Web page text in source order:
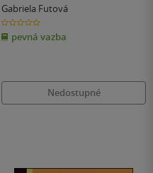
Gabriela Futová
0.0
z
5
hvězdiček
pevná vazba
Nedostupné